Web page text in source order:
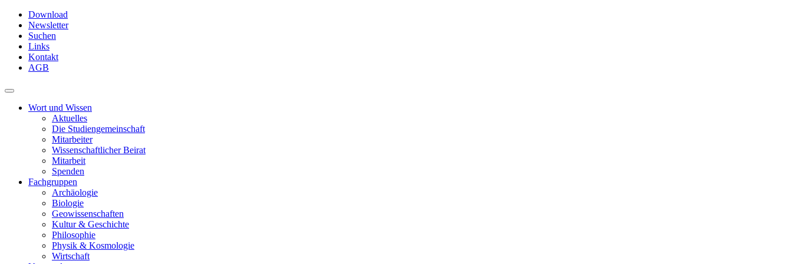
Skip
main
content
Download
Newsletter
Suchen
Links
Kontakt
AGB
Toggle
navigationWort und Wissen
Aktuelles
Die Studiengemeinschaft
Mitarbeiter
Wissenschaftlicher Beirat
Mitarbeit
Spenden
Fachgruppen
Archäologie
Biologie
Geowissenschaften
Kultur & Geschichte
Philosophie
Physik & Kosmologie
Wirtschaft